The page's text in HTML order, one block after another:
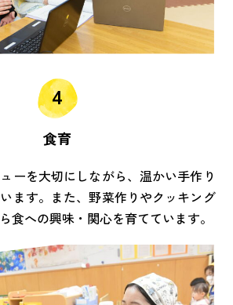
食育
ーを大切にしながら、温かい手作り
ます。また、野菜作りやクッキング
食への興味・関心を育てています。